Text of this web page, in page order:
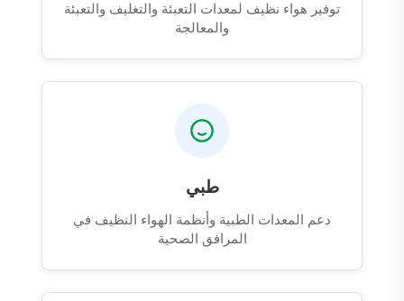
توفير هواء نظيف لمعدات التعبئة والتغليف والتعبئة
والمعالجة
طبي
دعم المعدات الطبية وأنظمة الهواء النظيف في
المرافق الصحية